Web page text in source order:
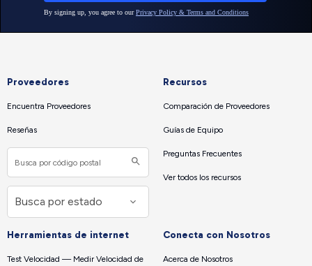
Proveedores
Encuentra Proveedores
Reseñas
Recursos
Comparación de Proveedores
Guías de Equipo
Preguntas Frecuentes
Ver todos los recursos
Herramientas de internet
Test Velocidad — Medir Velocidad de
Conecta con Nosotros
Acerca de Nosotros